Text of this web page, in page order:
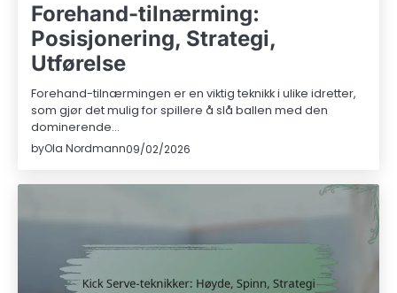
Forehand-tilnærming:
Posisjonering, Strategi,
Utførelse
Forehand-tilnærmingen er en viktig teknikk i ulike idretter,
som gjør det mulig for spillere å slå ballen med den
dominerende…
byOla Nordmann09/02/2026